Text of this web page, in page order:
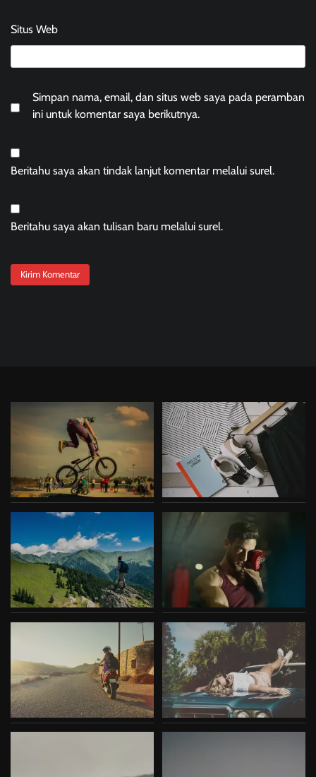
Situs Web
Simpan nama, email, dan situs web saya pada peramban
ini untuk komentar saya berikutnya.
Beritahu saya akan tindak lanjut komentar melalui surel.
Beritahu saya akan tulisan baru melalui surel.